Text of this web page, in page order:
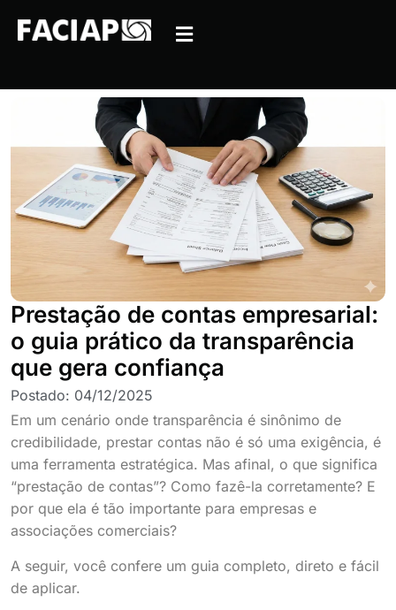
Prestação de contas empresarial:
o guia prático da transparência
que gera confiança
Postado: 04/12/2025
Em um cenário onde transparência é sinônimo de
credibilidade, prestar contas não é só uma exigência, é
uma ferramenta estratégica. Mas afinal, o que significa
“prestação de contas”? Como fazê-la corretamente? E
por que ela é tão importante para empresas e
associações comerciais?
A seguir, você confere um guia completo, direto e fácil
de aplicar.